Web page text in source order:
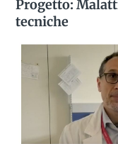
Progetto:
tecniche